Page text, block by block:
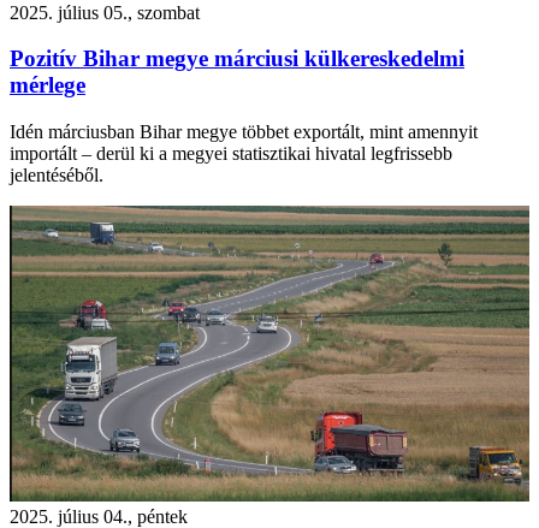
2025. július 05., szombat
Pozitív Bihar megye márciusi külkereskedelmi
mérlege
Idén márciusban Bihar megye többet exportált, mint amennyit
importált – derül ki a megyei statisztikai hivatal legfrissebb
jelentéséből.
2025. július 04., péntek